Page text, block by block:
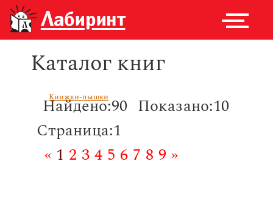
Каталог книг
Книжки-пышки
Найдено:90 Показано:10
Страница:1
« 1 2 3 4 5 6 7 8 9 »